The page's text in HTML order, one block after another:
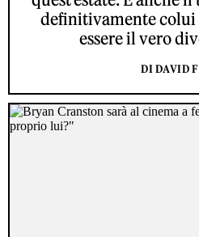
definitivamente colui
essere il vero
DI DAVID